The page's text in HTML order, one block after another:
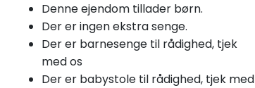
Denne ejendom tillader børn.
Der er ingen ekstra senge.
Der er barnesenge til rådighed, tjek
med os
Der er babystole til rådighed, tjek med